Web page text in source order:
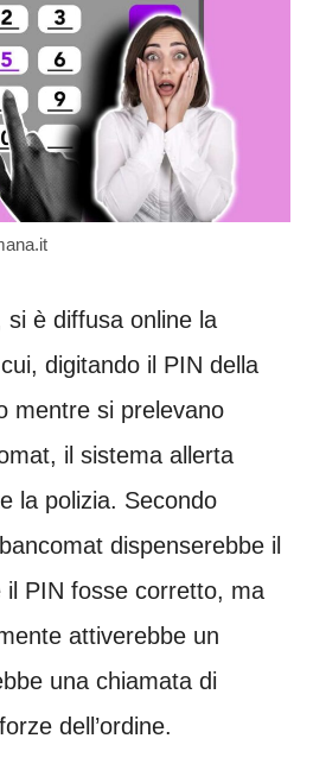
si è diffusa online la
digitando il PIN della
mentre si prelevano
il sistema allerta
la polizia. Secondo
dispenserebbe il
il PIN fosse corretto, ma
attiverebbe un
una chiamata di
dell’ordine.